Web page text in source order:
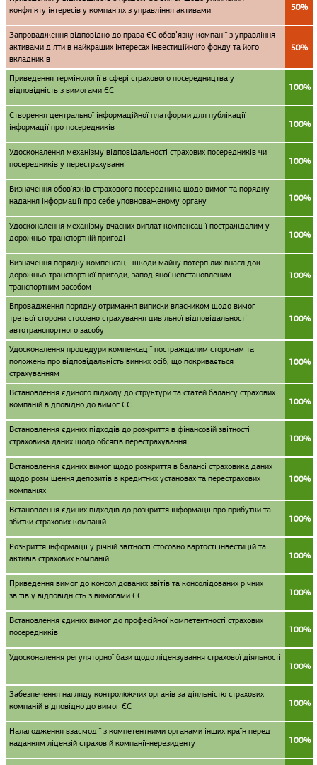
конфлікту інтересів у компаніях з управління активами
50%
Запровадження відповідно до права ЄС обов’язку компанії з управління
активами діяти в найкращих інтересах інвестиційного фонду та його
вкладників
50%
Приведення термінології в сфері страхового посередництва у
відповідність з вимогами ЄС
100%
Створення центральної інформаційної платформи для публікації
інформації про посередників
100%
Удосконалення механізму відповідальності страхових посередників чи
посередників у перестрахуванні
100%
Визначення обов'язків страхового посередника щодо вимог та порядку
надання інформації про себе уповноваженому органу
100%
Удосконалення механізму вчасних виплат компенсації постраждалим у
дорожньо-транспортній пригоді
100%
Визначення порядку компенсації шкоди майну потерпілих внаслідок
дорожньо-транспортної пригоди, заподіяної невстановленим
транспортним засобом
100%
Впровадження порядку отримання виписки власником щодо вимог
третьої сторони стосовно страхування цивільної відповідальності
автотранспортного засобу
100%
Удосконалення процедури компенсації постраждалим сторонам та
положень про відповідальність винних осіб, що покривається
страхуванням
100%
Встановлення єдиного підходу до структури та статей балансу страхових
компаній відповідно до вимог ЄС
100%
Встановлення єдиних підходів до розкриття в фінансовій звітності
страховика даних щодо обсягів перестрахування
100%
Встановлення єдиних вимог щодо розкриття в балансі страховика даних
щодо розміщення депозитів в кредитних установах та перестрахових
компаніях
100%
Встановлення єдиних підходів до розкриття інформації про прибутки та
збитки страхових компаній
100%
Розкриття інформації у річній звітності стосовно вартості інвестицій та
активів страхових компаній
100%
Приведення вимог до консолідованих звітів та консолідованих річних
звітів у відповідність з вимогами ЄС
100%
Встановлення єдиних вимог до професійної компетентності страхових
посередників
100%
Удосконалення регуляторної бази щодо ліцензування страхової діяльності
100%
Забезпечення нагляду контролюючих органів за діяльністю страхових
компаній відповідно до вимог ЄС
100%
Налагодження взаємодії з компетентними органами інших країн перед
наданням ліцензій страховій компанії-нерезиденту
100%